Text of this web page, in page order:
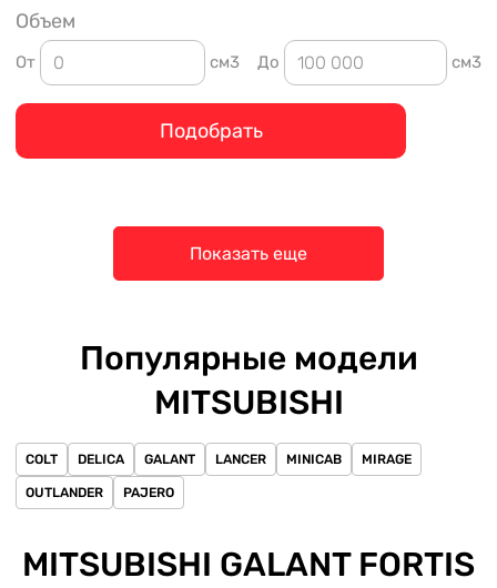
Объем
От см3 До см3
Подобрать
Показать еще
Популярные модели
MITSUBISHI
COLT DELICA GALANT LANCER MINICAB MIRAGE
OUTLANDER PAJERO
MITSUBISHI GALANT FORTIS